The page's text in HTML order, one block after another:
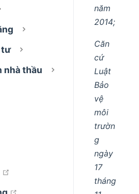
tư
nhà thầu
open in new window
năm
2014;
Căn
cứ
Luật
Bảo
vệ
môi
trườn
g
ngày
17
tháng